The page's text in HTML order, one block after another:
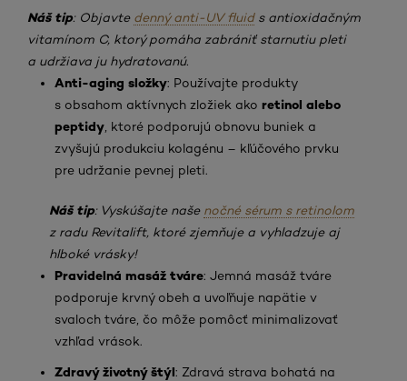
Náš tip: Objavte denný anti-UV fluids antioxidačným
vitamínom C, ktorý pomáha zabrániť starnutiu pleti
a udržiava ju hydratovanú.
Anti-aging složky: Používajte produkty
s obsahom aktívnych zložiek ako retinol alebo
peptidy , ktoré podporujú obnovu buniek a
zvyšujú produkciu kolagénu – kľúčového prvku
pre udržanie pevnej pleti.
Náš tip: Vyskúšajte naše nočné sérum s retinolom
z radu Revitalift, ktoré zjemňuje a vyhladzuje aj
hlboké vrásky!
Pravidelná masáž tváre: Jemná masáž tváre
podporuje krvný obeh a uvoľňuje napätie v
svaloch tváre, čo môže pomôcť minimalizovať
vzhľad vrások.
Zdravý životný štýl: Zdravá strava bohatá na